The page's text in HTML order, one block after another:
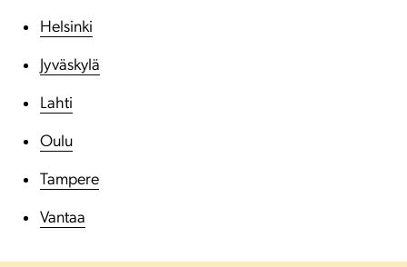
Helsinki
Jyväskylä
Lahti
Oulu
Tampere
Vantaa